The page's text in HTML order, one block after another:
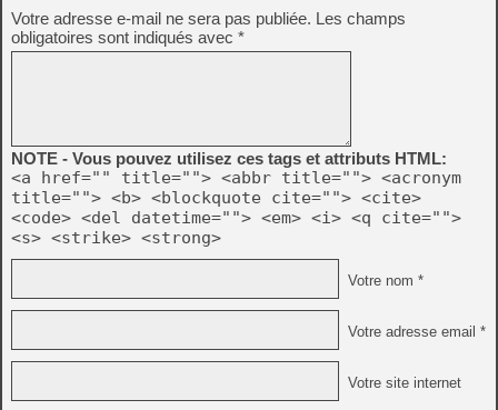
Votre adresse e-mail ne sera pas publiée. Les champs
obligatoires sont indiqués avec *
NOTE - Vous pouvez utilisez ces tags et attributs HTML:
<a href="" title=""> <abbr title=""> <acronym
title=""> <b> <blockquote cite=""> <cite>
<code> <del datetime=""> <em> <i> <q cite="">
<s> <strike> <strong>
Votre nom *
Votre adresse email *
Votre site internet